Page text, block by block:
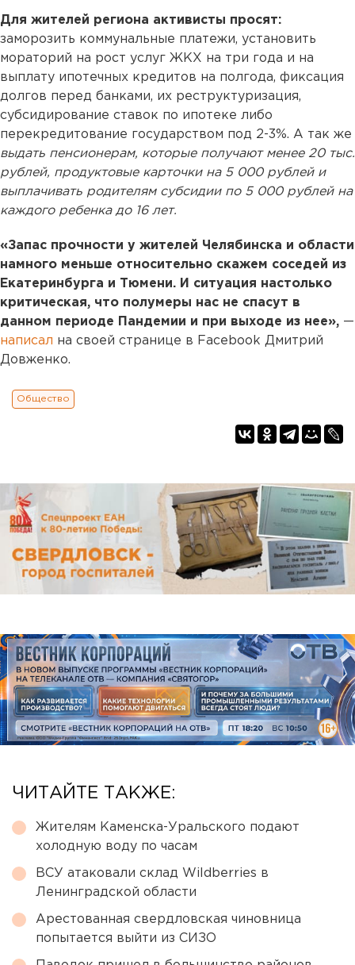
Для жителей региона активисты просят:
заморозить коммунальные платежи, установить
мораторий на рост услуг ЖКХ на три года и на
выплату ипотечных кредитов на полгода, фиксация
долгов перед банками, их реструктуризация,
субсидирование ставок по ипотеке либо
перекредитование государством под 2-3%. А так же
выдать пенсионерам, которые получают менее 20 тыс.
рублей, продуктовые карточки на 5 000 рублей и
выплачивать родителям субсидии по 5 000 рублей на
каждого ребенка до 16 лет.
«Запас прочности у жителей Челябинска и области
намного меньше относительно скажем соседей из
Екатеринбурга и Тюмени. И ситуация настолько
критическая, что полумеры нас не спасут в
данном периоде Пандемии и при выходе из нее», —
написал на своей странице в Facebook Дмитрий
Довженко.
Общество
ЧИТАЙТЕ ТАКЖЕ:
Жителям Каменска-Уральского подают
холодную воду по часам
ВСУ атаковали склад Wildberries в
Ленинградской области
Арестованная свердловская чиновница
попытается выйти из СИЗО